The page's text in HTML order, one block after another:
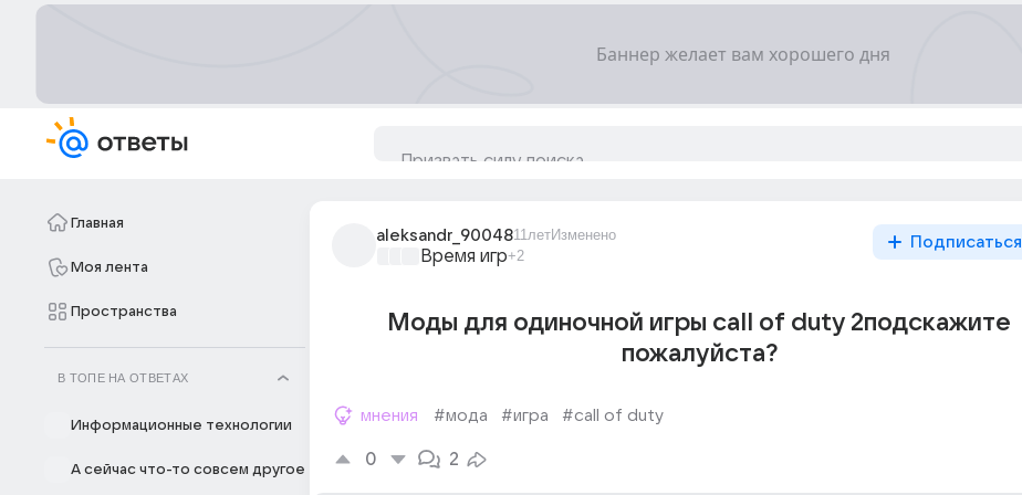
Главная
Моя лента
Пространства
В ТОПЕ НА ОТВЕТАХ
Информационные технологии
А сейчас что-то совсем другое
aleksandr_9004811летИзменено
Время игр+2
Подписаться
Моды для одиночной игры call of duty 2подскажите
пожалуйста?
мнения #мода #игра #call of duty
0 2